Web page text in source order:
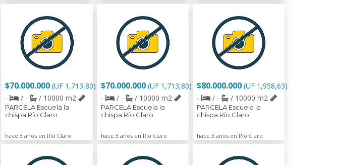
$70.000.000 (UF 1,713,80)
-
/ - / 10000 m2
PARCELA Escuela la
chispa Río Claro
hace 3 años en Río Claro
$70.000.000 (UF 1,713,80)
-
/ - / 10000 m2
PARCELA Escuela la
chispa Río Claro
hace 3 años en Río Claro
$80.000.000 (UF 1,958,63)
-
/ - / 10000 m2
PARCELA Escuela la
chispa Río Claro
hace 3 años en Río Claro